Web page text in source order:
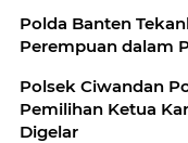
Polda Banten
Perempuan dalam
Polsek Ciwandan
Pemilihan Ketua
Digelar